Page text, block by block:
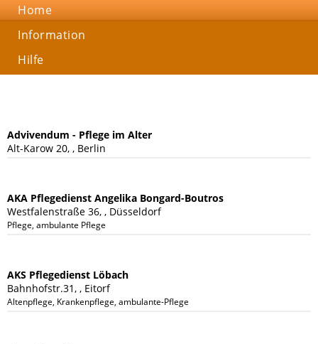
Home
Information
Hilfe
Advivendum - Pflege im Alter
Alt-Karow 20, , Berlin
AKA Pflegedienst Angelika Bongard-Boutros
Westfalenstraße 36, , Düsseldorf
Pflege, ambulante Pflege
AKS Pflegedienst Löbach
Bahnhofstr.31, , Eitorf
Altenpflege, Krankenpflege, ambulante-Pflege